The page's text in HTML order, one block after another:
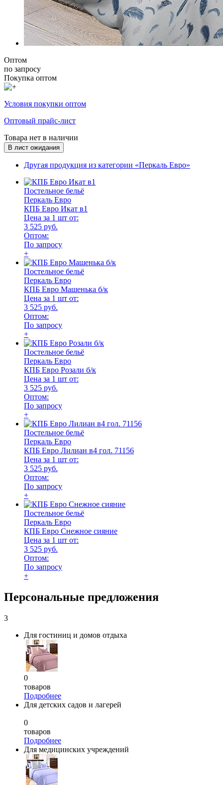
Оптом
по запросу
Покупка оптом
Условия покупки оптом
Оптовый прайс-лист
Товара нет в наличии
В лист ожидания
Другая продукция из категории «Перкаль Евро»
Постельное бельё
Перкаль Евро
КПБ Евро Икат в1
Цена за 1 шт от:
3 525 руб.
Оптом:
По запросу
+
Постельное бельё
Перкаль Евро
КПБ Евро Машенька б/к
Цена за 1 шт от:
3 525 руб.
Оптом:
По запросу
+
Постельное бельё
Перкаль Евро
КПБ Евро Розали б/к
Цена за 1 шт от:
3 525 руб.
Оптом:
По запросу
+
Постельное бельё
Перкаль Евро
КПБ Евро Лилиан в4 гол. 71156
Цена за 1 шт от:
3 525 руб.
Оптом:
По запросу
+
Постельное бельё
Перкаль Евро
КПБ Евро Снежное сияние
Цена за 1 шт от:
3 525 руб.
Оптом:
По запросу
+
Персональные предложения
3
Для гостиниц и домов отдыха
0
товаров
Подробнее
Для детских садов и лагерей
0
товаров
Подробнее
Для медицинских учреждений